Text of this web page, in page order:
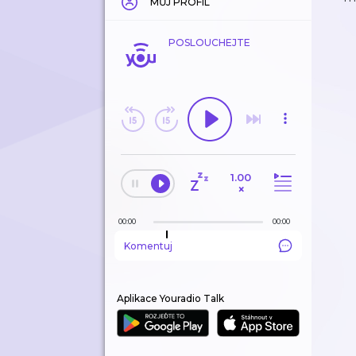
POSLOUCHEJTE
1.00
×
00:00 00:00
Komentuj
Aplikace Youradio Talk